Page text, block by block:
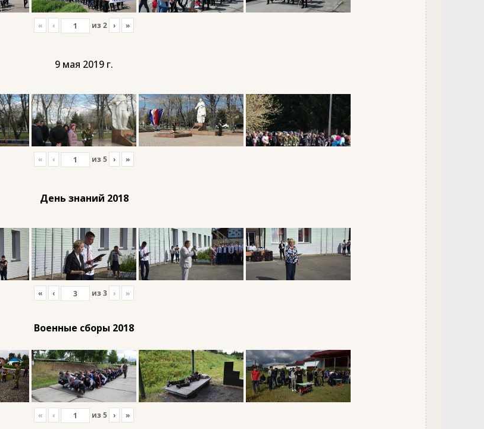
« ‹ из 2 › »
9 мая 2019 г.
« ‹ из 5 › »
День знаний 2018
« ‹ из 3 › »
Военные сборы 2018
« ‹ из 5 › »